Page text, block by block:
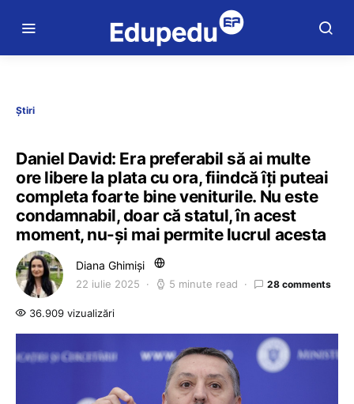
Știri
Daniel David: Era preferabil să ai multe
ore libere la plata cu ora, fiindcă îți puteai
completa foarte bine veniturile. Nu este
condamnabil, doar că statul, în acest
moment, nu-și mai permite lucrul acesta
Diana Ghimiși
22 iulie 2025 5 minute read 28 comments
36.909 vizualizări